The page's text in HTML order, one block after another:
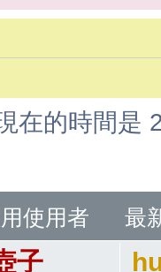
在的時間是
使用者 最
子